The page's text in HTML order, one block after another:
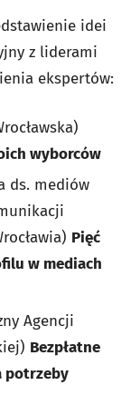
idei
z liderami
ekspertów:
wyborców
ds. mediów
Pięć
w mediach
Agencji
Bezpłatne
potrzeby